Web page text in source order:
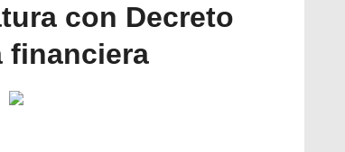
con Decreto
financiera